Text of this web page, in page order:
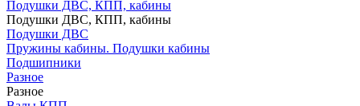
Подушки ДВС, КПП, кабины
Подушки ДВС, КПП, кабины
Подушки ДВС
Пружины кабины. Подушки кабины
Подшипники
Разное
Разное